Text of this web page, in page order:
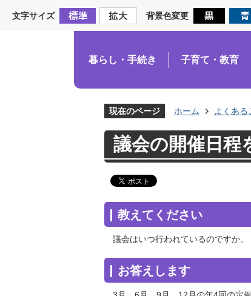
文字サイズ 背景色変更
暮らし・手続き 子育て・教育
現在のページ ホーム よくある
議会の開催日程
教えてください
議会はいつ行われているのですか。
お答えします